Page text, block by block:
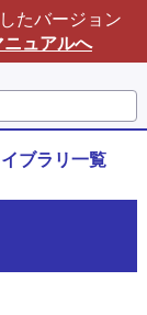
たバージョン
ュアルへ
ブラリ一覧